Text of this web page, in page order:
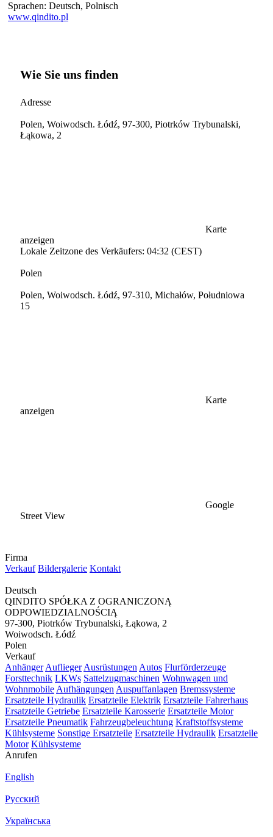
Sprachen: Deutsch, Polnisch
www.qindito.pl
Wie Sie uns finden
Adresse
Polen, Woiwodsch. Łódź, 97-300, Piotrków Trybunalski,
Łąkowa, 2
Karte
anzeigen
Lokale Zeitzone des Verkäufers: 04:32 (CEST)
Polen
Polen, Woiwodsch. Łódź, 97-310, Michałów, Południowa
15
Karte
anzeigen
Google
Street View
Firma
Verkauf Bildergalerie Kontakt
Deutsch
QINDITO SPÓŁKA Z OGRANICZONĄ
ODPOWIEDZIALNOŚCIĄ
97-300, Piotrków Trybunalski, Łąkowa, 2
Woiwodsch. Łódź
Polen
Verkauf
Anhänger Auflieger Ausrüstungen Autos Flurförderzeuge
Forsttechnik LKWs Sattelzugmaschinen Wohnwagen und
Wohnmobile Aufhängungen Auspuffanlagen Bremssysteme
Ersatzteile Hydraulik Ersatzteile Elektrik Ersatzteile Fahrerhaus
Ersatzteile Getriebe Ersatzteile Karosserie Ersatzteile Motor
Ersatzteile Pneumatik Fahrzeugbeleuchtung Kraftstoffsysteme
Kühlsysteme Sonstige Ersatzteile Ersatzteile Hydraulik Ersatzteile
Motor Kühlsysteme
Anrufen
English
Русский
Українська